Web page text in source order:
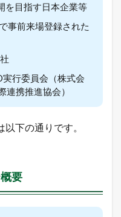
を目指す日本企業等
事前来場登録された
行委員会（株式会
連携推進協会）
下の通りです。
要